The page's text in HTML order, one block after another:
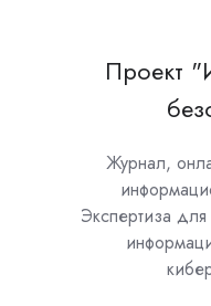
Проект
Журнал,
Экспертиза